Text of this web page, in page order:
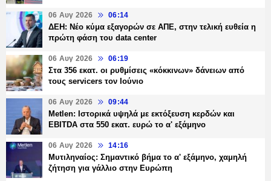
06 Αυγ 2026 06:14
ΔΕΗ: Νέο κύμα εξαγορών σε ΑΠΕ, στην τελική ευθεία η
πρώτη φάση του data center
06 Αυγ 2026 06:19
Στα 356 εκατ. οι ρυθμίσεις «κόκκινων» δάνειων από
τους servicers τον Ιούνιο
06 Αυγ 2026 09:44
Metlen: Ιστορικά υψηλά με εκτόξευση κερδών και
EBITDA στα 550 εκατ. ευρώ το α' εξάμηνο
06 Αυγ 2026 14:16
Μυτιληναίος: Σημαντικό βήμα το α' εξάμηνο, χαμηλή
ζήτηση για γάλλιο στην Ευρώπη